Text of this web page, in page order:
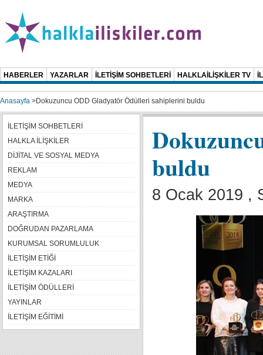
HABERLER YAZARLAR İLETİŞİM SOHBETLERİ HALKLAİLİŞKİLER TV
Anasayfa >Dokuzuncu ODD Gladyatör Ödülleri sahiplerini buldu
buldu
8 Ocak 2019 ,
İLETİŞİM SOHBETLERİ
HALKLA İLİŞKİLER
DİJİTAL VE SOSYAL MEDYA
REKLAM
MEDYA
MARKA
ARAŞTIRMA
DOĞRUDAN PAZARLAMA
KURUMSAL SORUMLULUK
İLETİŞİM ETİĞİ
İLETİŞİM KAZALARI
İLETİŞİM ÖDÜLLERİ
YAYINLAR
İLETİŞİM EĞİTİMİ